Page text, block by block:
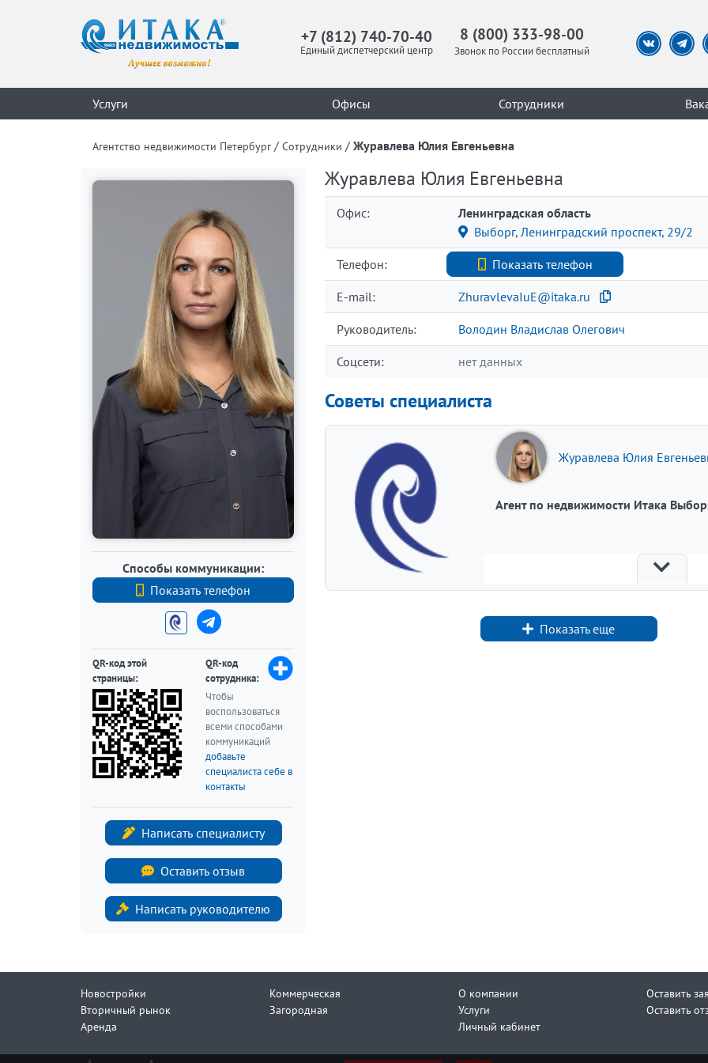
+7 (812) 740-70-40
Единый диспетчерский центр
8 (800) 333-98-00
Звонок по России бесплатный
Услуги Офисы Сотрудники
Агентство недвижимости Петербург / Сотрудники / Журавлева Юлия Евгеньевна
Способы коммуникации:
Показать телефон
+7 (921) 987-30-63
QR-код этой
страницы:
QR-код
сотрудника:
Чтобы
воспользоваться
всеми способами
коммуникаций
добавьте
специалиста себе в
контакты
Написать специалисту
Оставить отзыв
Написать руководителю
Журавлева Юлия Евгеньевна
Офис:
Ленинградская область
Выборг, Ленинградский проспект, 29/2
Телефон: Показать телефон
+7 (921) 987-30-63
E-mail: ZhuravlevaIuE@itaka.ru
Руководитель: Володин Владислав Олегович
Соцсети: нет данных
Советы специалиста
Журавлева Юлия
Агент по недвижимости Итака
Показать еще
Новостройки
Вторичный рынок
Аренда
Коммерческая
Загородная
О компании
Услуги
Личный кабинет
Оставить
Оставить